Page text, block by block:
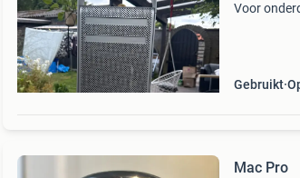
Voor
Gebruikt
Mac Pro